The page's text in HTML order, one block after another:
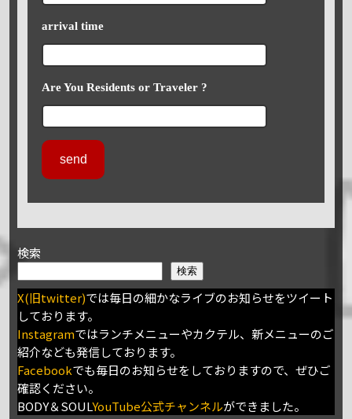
arrival time
Are You Residents or Traveler ?
検索
検索
X(旧twitter)では毎日の細かなライブのお知らせをツイート
しております。
Instagramではランチメニューやカクテル、新メニューのご
紹介なども発信しております。
Facebookでも毎日のお知らせをしておりますので、ぜひご
確認ください。
BODY＆SOULYouTube公式チャンネルができました。